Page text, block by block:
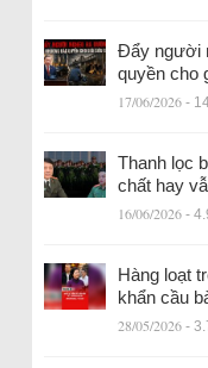
Đẩy người
quyền cho
17/06/2026 -
Thanh lọc
chất hay
16/06/2026 -
Hàng loạt
khẩn cầu
28/05/2026 -